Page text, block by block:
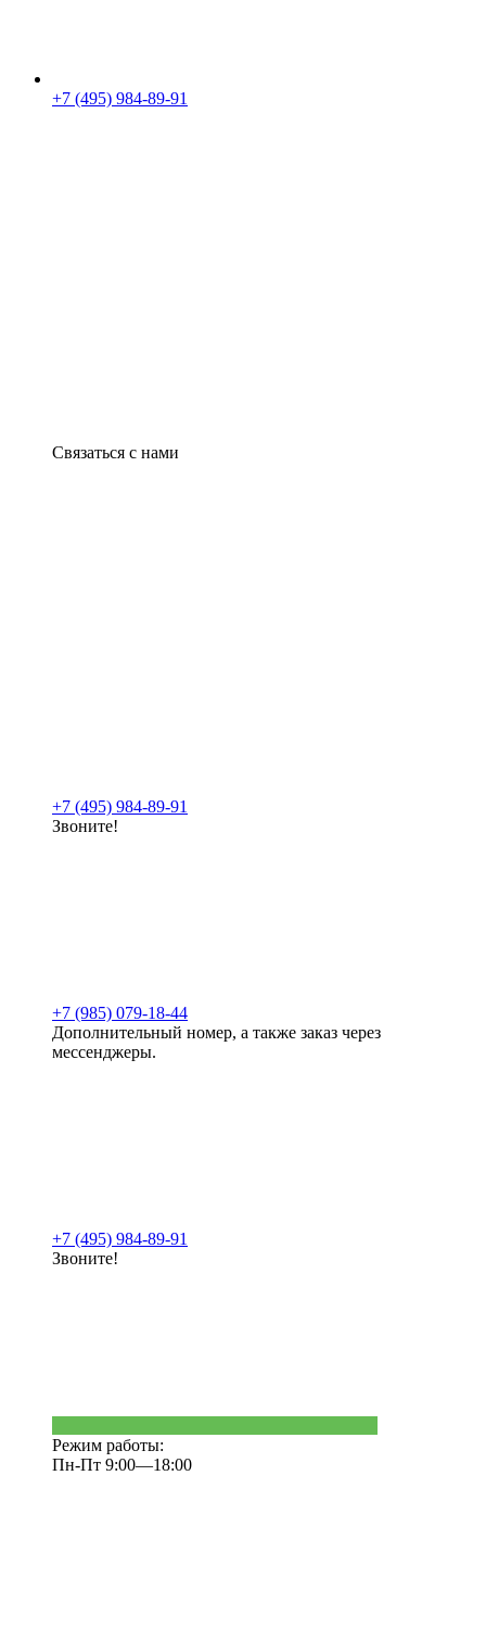
+7 (495) 984-89-91
Связаться с нами
+7 (495) 984-89-91
Звоните!
+7 (985) 079-18-44
Дополнительный номер, а также заказ через
мессенджеры.
+7 (495) 984-89-91
Звоните!
Режим работы:
Пн-Пт 9:00—18:00